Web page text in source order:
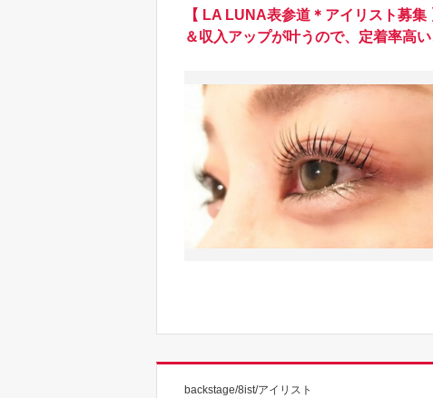
【 LA LUNA表参道＊アイリスト募
＆収入アップが叶うので、定着率高
backstage/8ist/アイリスト